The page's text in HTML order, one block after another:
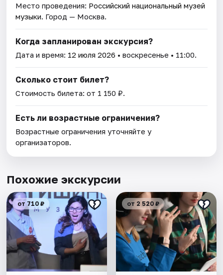
Место проведения: Российский национальный музей
музыки. Город — Москва.
Когда запланирован экскурсия?
Дата и время: 12 июля 2026 • воскресенье • 11:00.
Сколько стоит билет?
Стоимость билета: от 1 150 ₽.
Есть ли возрастные ограничения?
Возрастные ограничения уточняйте у
организаторов.
Похожие экскурсии
от 710 ₽ от 2 520 ₽